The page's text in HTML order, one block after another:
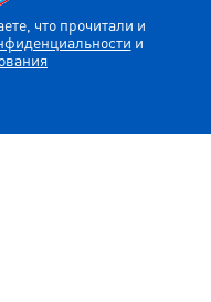
что прочитали и
и